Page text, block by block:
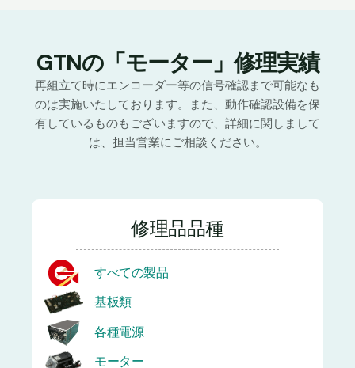
GTNの「モーター」修理実績
再組立て時にエンコーダー等の信号確認まで可能なも
のは実施いたしております。また、動作確認設備を保
有しているものもございますので、詳細に関しまして
は、担当営業にご相談ください。
修理品品種
すべての製品
基板類
各種電源
モーター